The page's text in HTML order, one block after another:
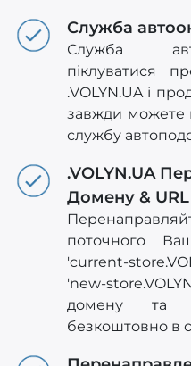
Служба
Служба
піклуватися
.VOLYN.UA і
завжди можете
службу
.VOLYN.UA
Домену &
поточного
'current-
'new-
домену та
безкоштовно в